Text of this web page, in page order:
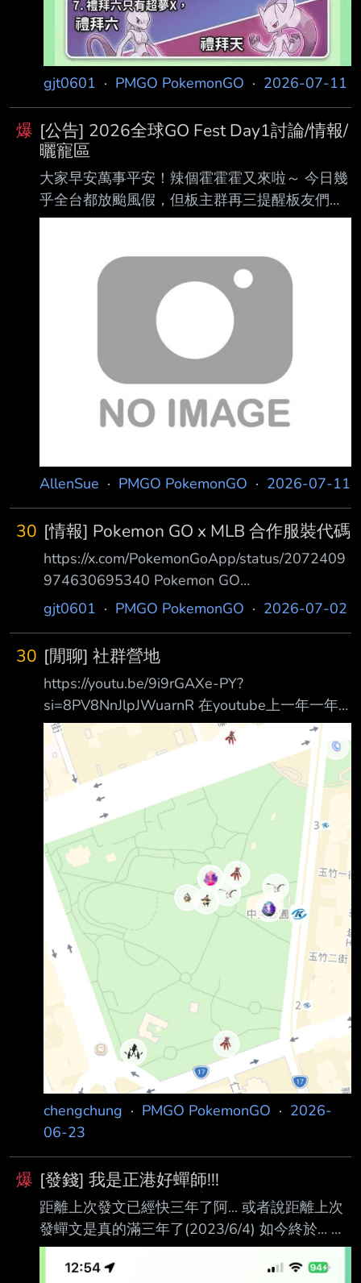
gjt0601 · PMGO PokemonGO · 2026-07-11
爆 [公告] 2026全球GO Fest Day1討論/情報/
曬寵區
大家早安萬事平安！辣個霍霍霍又來啦～ 今日幾
乎全台都放颱風假，但板主群再三提醒板友們若
真的有外出收服超夢X等團戰， 請務必做好防颱
的回到破百人氣啦，所以呢2026 GO Fest的第一
天早晨！ 不囉嗦持續鼓勵板友們踴躍分享您各地
的風雨情報、曬寵、極致團戰注意事項等等。
「本文底下凡"推文者"就抽100位板友發100P」
(同ID恕不重覆發) 您可以推文集氣希望巴威趕快
遠離台灣、災情別擴大、許願下半年目標等等都
行！ 讓本板重回PTT前二十大人氣看板就靠各位
AllenSue · PMGO PokemonGO · 2026-07-11
30 [情報] Pokemon GO x MLB 合作服裝代碼
https://x.com/PokemonGoApp/status/2072409
974630695340 Pokemon GO
@PokemonGoApp Play
July 11 and 12, including at @mlb ballparks!
To celebrate GO Fest and the collaboration
with MLB, gear up with an MLB-branded T-sh
gjt0601 · PMGO PokemonGO · 2026-07-02
30 [閒聊] 社群營地
https://youtu.be/9i9rGAXe-PY?
si=8PV8NnJlpJWuarnR 在youtube上一年一年
後終於推出了，只是不知道這些道館會存在多久
像高雄中央公園 https://i.mopix.cc/fqvkWg.jpg
和屏東中山公園都多出了很多社群營地
https://i.mopix.cc/IbEc8f.jpg 但也有一些有舉辦
社區大使活動的地方沒有出現社群營地，沒出現
原因不知道和什麼有關 --
chengchung · PMGO PokemonGO · 2026-
06-23
爆 [發錢] 我是正港好蟬師!!!
距離上次發文已經快三年了阿... 或者說距離上次
發蟬文是真的滿三年了(2023/6/4) 如今終於... 就
在不久前跨夜後把四隻一口氣衝到正港好夥伴後
https://imgur.com/g2g2aIY.jpg 總算達成正港好